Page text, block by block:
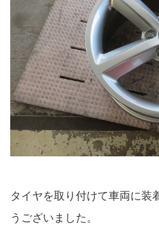
タイヤを取り付けて車両に装
うございました。